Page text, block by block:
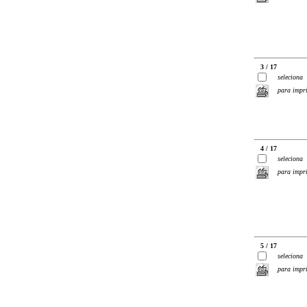
3 / 17
seleciona
para
4 / 17
seleciona
para
5 / 17
seleciona
para